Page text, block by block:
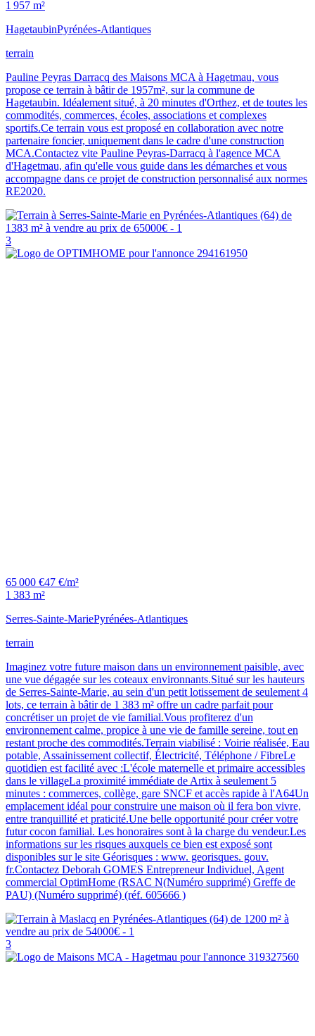
1 957 m²
HagetaubinPyrénées-Atlantiques
terrain
Pauline Peyras Darracq des Maisons MCA à Hagetmau, vous
propose ce terrain à bâtir de 1957m², sur la commune de
Hagetaubin. Idéalement situé, à 20 minutes d'Orthez, et de toutes les
commodités, commerces, écoles, associations et complexes
sportifs.Ce terrain vous est proposé en collaboration avec notre
partenaire foncier, uniquement dans le cadre d'une construction
MCA.Contactez vite Pauline Peyras-Darracq à l'agence MCA
d'Hagetmau, afin qu'elle vous guide dans les démarches et vous
accompagne dans ce projet de construction personnalisé aux normes
RE2020.
3
65 000 €47 €/m²
1 383 m²
Serres-Sainte-MariePyrénées-Atlantiques
terrain
Imaginez votre future maison dans un environnement paisible, avec
une vue dégagée sur les coteaux environnants.Situé sur les hauteurs
de Serres-Sainte-Marie, au sein d'un petit lotissement de seulement 4
lots, ce terrain à bâtir de 1 383 m² offre un cadre parfait pour
concrétiser un projet de vie familial.Vous profiterez d'un
environnement calme, propice à une vie de famille sereine, tout en
restant proche des commodités.Terrain viabilisé : Voirie réalisée, Eau
potable, Assainissement collectif, Électricité, Téléphone / FibreLe
quotidien est facilité avec :L'école maternelle et primaire accessibles
dans le villageLa proximité immédiate de Artix à seulement 5
minutes : commerces, collège, gare SNCF et accès rapide à l'A64Un
emplacement idéal pour construire une maison où il fera bon vivre,
entre tranquillité et praticité.Une belle opportunité pour créer votre
futur cocon familial. Les honoraires sont à la charge du vendeur.Les
informations sur les risques auxquels ce bien est exposé sont
disponibles sur le site Géorisques : www. georisques. gouv.
fr.Contactez Deborah GOMES Entrepreneur Individuel, Agent
commercial OptimHome (RSAC N(Numéro supprimé) Greffe de
PAU) (Numéro supprimé) (réf. 605666 )
3